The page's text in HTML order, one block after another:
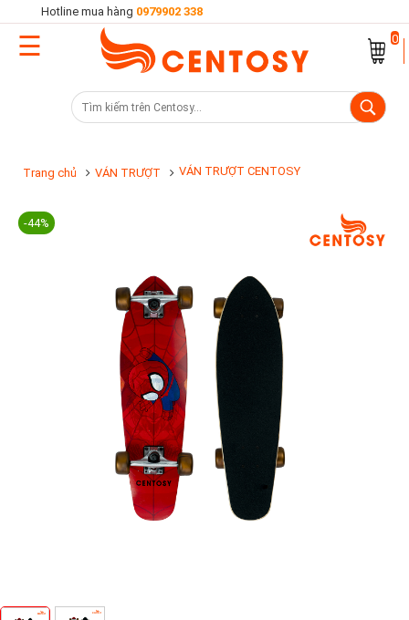
Trang
Hotline mua hàng 0979902 338
0
☰
Trang chủ VÁN TRƯỢT VÁN TRƯỢT CENTOSY
-44%